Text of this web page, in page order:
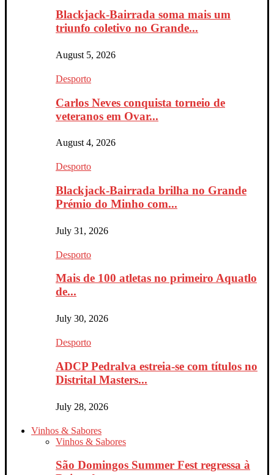
Blackjack-Bairrada soma mais um
triunfo coletivo no Grande...
August 5, 2026
Desporto
Carlos Neves conquista torneio de
veteranos em Ovar...
August 4, 2026
Desporto
Blackjack-Bairrada brilha no Grande
Prémio do Minho com...
July 31, 2026
Desporto
Mais de 100 atletas no primeiro Aquatlo
de...
July 30, 2026
Desporto
ADCP Pedralva estreia-se com títulos no
Distrital Masters...
July 28, 2026
Vinhos & Sabores
Vinhos & Sabores
São Domingos Summer Fest regressa à